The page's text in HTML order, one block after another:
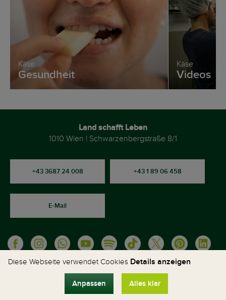
Käse
Gesundheit
Käse
Videos
Land schafft Leben
1010 Wien | Schwarzenbergstraße 8/1
+43 3687 24 008 +43 1 89 06 458
E-Mail
Diese Webseite verwendet Cookies Details anzeigen
Anpassen Alles klar